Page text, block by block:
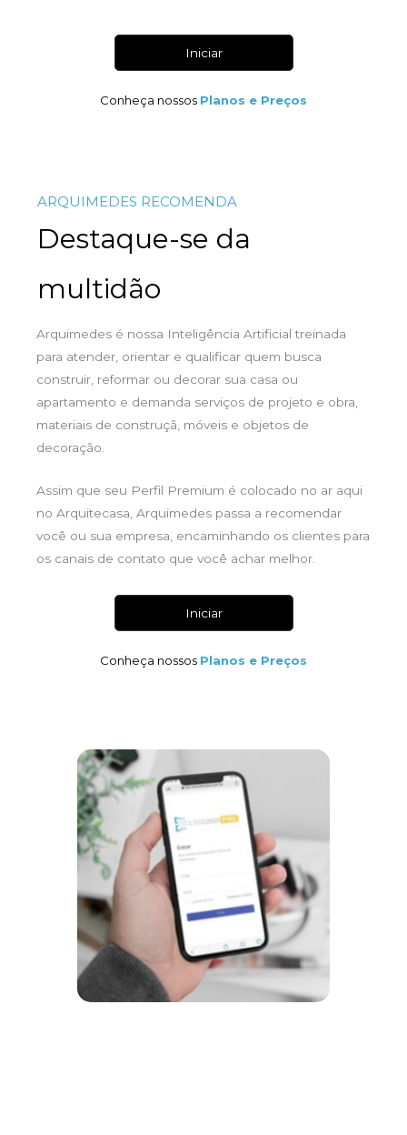
Iniciar
Conheça nossos Planos e Preços
ARQUIMEDES RECOMENDA
Destaque-se da
multidão
Arquimedes é nossa Inteligência Artificial treinada
para atender, orientar e qualificar quem busca
construir, reformar ou decorar sua casa ou
apartamento e demanda serviços de projeto e obra,
materiais de construçã, móveis e objetos de
decoração.
Assim que seu Perfil Premium é colocado no ar aqui
no Arquitecasa, Arquimedes passa a recomendar
você ou sua empresa, encaminhando os clientes para
os canais de contato que você achar melhor.
Iniciar
Conheça nossos Planos e Preços